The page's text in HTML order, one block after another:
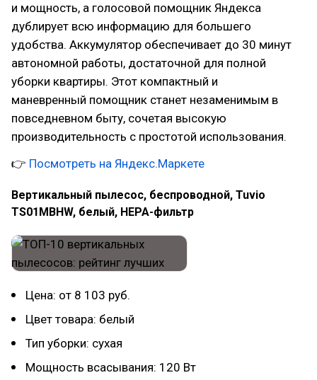
и мощность, а голосовой помощник Яндекса
дублирует всю информацию для большего
удобства. Аккумулятор обеспечивает до 30 минут
автономной работы, достаточной для полной
уборки квартиры. Этот компактный и
маневренный помощник станет незаменимым в
повседневном быту, сочетая высокую
производительность с простотой использования.
👉 Посмотреть на Яндекс.Маркете
Вертикальный пылесос, беспроводной, Tuvio
TS01MBHW, белый, HEPA-фильтр
Цена: от 8 103 руб.
Цвет товара: белый
Тип уборки: сухая
Мощность всасывания: 120 Вт